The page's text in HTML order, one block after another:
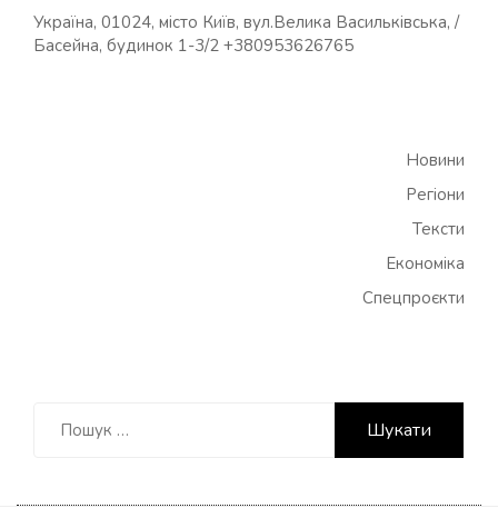
Україна, 01024, місто Київ, вул.Велика Васильківська, /
Басейна, будинок 1-3/2 +380953626765
Новини
Регіони
Тексти
Економіка
Спецпроєкти